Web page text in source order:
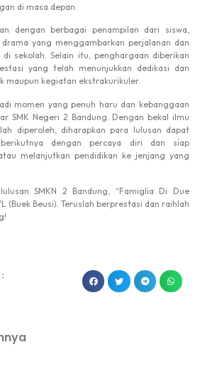
di masa depan.
dengan berbagai penampilan dari siswa,
yang menggambarkan perjalanan dan
sekolah. Selain itu, penghargaan diberikan
yang telah menunjukkan dedikasi dan
maupun kegiatan ekstrakurikuler.
momen yang penuh haru dan kebanggaan
SMK Negeri 2 Bandung. Dengan bekal ilmu
diperoleh, diharapkan para lulusan dapat
dengan percaya diri dan siap
melanjutkan pendidikan ke jenjang yang
SMKN 2 Bandung, “Famiglia Di Due
(Buek Beusi). Teruslah berprestasi dan raihlah